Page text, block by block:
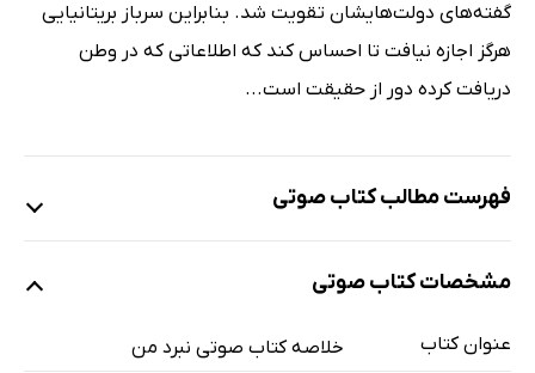
گفته‌های دولت‌هایشان تقویت شد. بنابراین سرباز بریتانیایی
هرگز اجازه نیافت تا احساس کند که اطلاعاتی که در وطن
دریافت کرده دور از حقیقت است...
فهرست مطالب کتاب صوتی
نمونه
شناسنامه
مشخصات کتاب صوتی
عنوان کتاب
خلاصه کتاب صوتی نبرد من